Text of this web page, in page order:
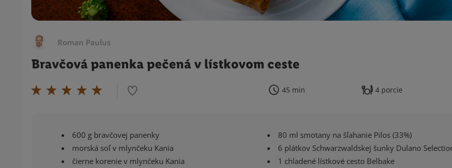
Roman Paulus
Bravčová panenka pečená v lístkovom ceste
45 min 4 porcie
600 g bravčovej panenky
morská soľ v mlynčeku Kania
čierne korenie v mlynčeku Kania
80 ml smotany na šľahanie Pilos (33%)
6 plátkov Schwarzwaldskej šunky Dulano
1 chladené lístkové cesto Belbake